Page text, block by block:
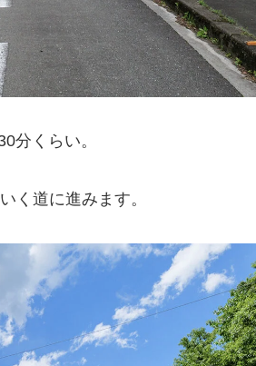
分くらい。
く道に進みます。